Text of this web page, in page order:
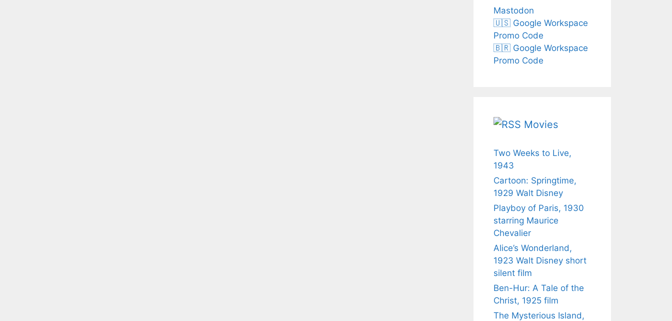
Mastodon
🇺🇸 Google Workspace
Promo Code
🇧🇷 Google Workspace
Promo Code
Movies
Two Weeks to Live,
1943
Cartoon: Springtime,
1929 Walt Disney
Playboy of Paris, 1930
starring Maurice
Chevalier
Alice’s Wonderland,
1923 Walt Disney short
silent film
Ben-Hur: A Tale of the
Christ, 1925 film
The Mysterious Island,